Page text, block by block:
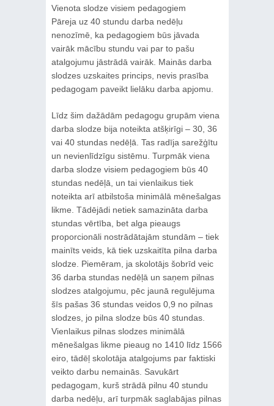
Vienota slodze visiem pedagogiem
Pāreja uz 40 stundu darba nedēļu
nenozīmē, ka pedagogiem būs jāvada
vairāk mācību stundu vai par to pašu
atalgojumu jāstrādā vairāk. Mainās darba
slodzes uzskaites princips, nevis prasība
pedagogam paveikt lielāku darba apjomu.
Līdz šim dažādām pedagogu grupām viena
darba slodze bija noteikta atšķirīgi – 30, 36
vai 40 stundas nedēļā. Tas radīja sarežģītu
un nevienlīdzīgu sistēmu. Turpmāk viena
darba slodze visiem pedagogiem būs 40
stundas nedēļā, un tai vienlaikus tiek
noteikta arī atbilstoša minimālā mēnešalgas
likme. Tādējādi netiek samazināta darba
stundas vērtība, bet alga pieaugs
proporcionāli nostrādātajām stundām – tiek
mainīts veids, kā tiek uzskaitīta pilna darba
slodze. Piemēram, ja skolotājs šobrīd veic
36 darba stundas nedēļā un saņem pilnas
slodzes atalgojumu, pēc jaunā regulējuma
šīs pašas 36 stundas veidos 0,9 no pilnas
slodzes, jo pilna slodze būs 40 stundas.
Vienlaikus pilnas slodzes minimālā
mēnešalgas likme pieaug no 1410 līdz 1566
eiro, tādēļ skolotāja atalgojums par faktiski
veikto darbu nemainās. Savukārt
pedagogam, kurš strādā pilnu 40 stundu
darba nedēļu, arī turpmāk saglabājas pilnas